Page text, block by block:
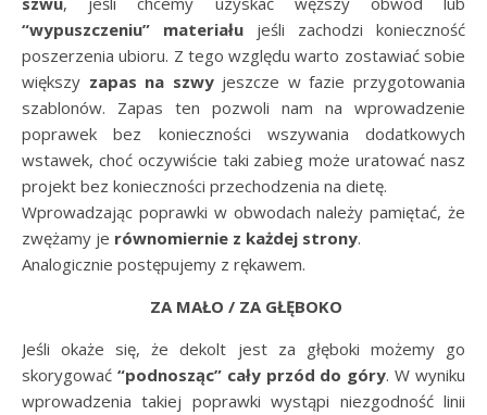
“wypuszczeniu” materiału jeśli zachodzi konieczność
poszerzenia ubioru. Z tego względu warto zostawiać sobie
większy zapas na szwyjeszcze w fazie przygotowania
szablonów. Zapas ten pozwoli nam na wprowadzenie
poprawek bez konieczności wszywania dodatkowych
wstawek, choć oczywiście taki zabieg może uratować nasz
projekt bez konieczności przechodzenia na dietę.
Wprowadzając poprawki w obwodach należy pamiętać, że
zwężamy je równomiernie z każdej strony.
Analogicznie postępujemy z rękawem.
ZA MAŁO / ZA GŁĘBOKO
Jeśli okaże się, że dekolt jest za głęboki możemy go
skorygować “podnosząc” cały przód do góry. W wyniku
wprowadzenia takiej poprawki wystąpi niezgodność linii